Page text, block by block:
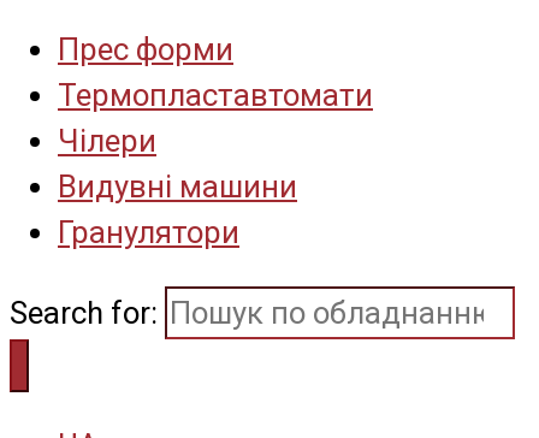
Прес форми
Термопластавтомати
Чілери
Видувні машини
Гранулятори
Search for: